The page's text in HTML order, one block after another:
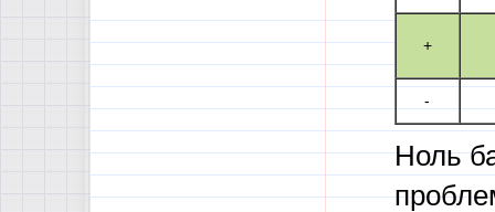
+
-
Ноль